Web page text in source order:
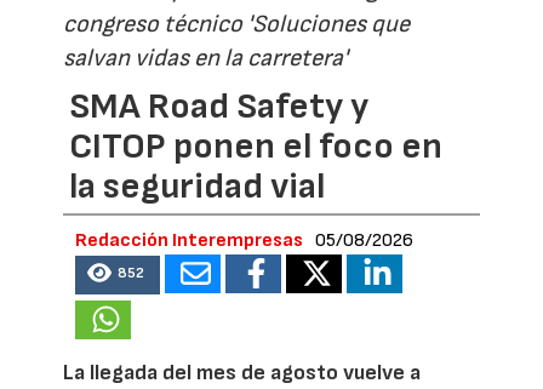
congreso técnico 'Soluciones que
salvan vidas en la carretera'
SMA Road Safety y
CITOP ponen el foco en
la seguridad vial
Redacción Interempresas 05/08/2026
852
La llegada del mes de agosto vuelve a